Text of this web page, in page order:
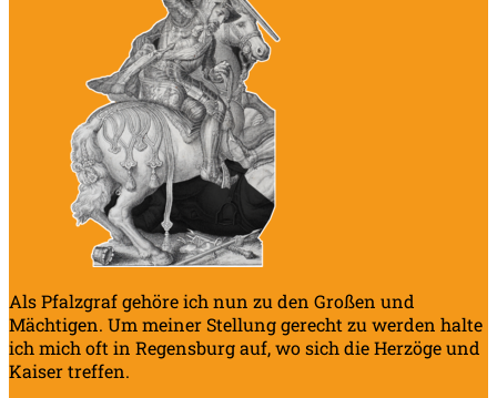
Als Pfalzgraf gehöre ich nun zu den Großen und
Mächtigen. Um meiner Stellung gerecht zu werden halte
ich mich oft in Regensburg auf, wo sich die Herzöge und
Kaiser treffen.